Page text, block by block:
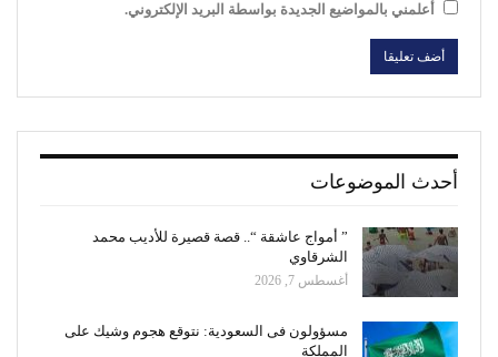
أعلمني بالمواضيع الجديدة بواسطة البريد الإلكتروني.
أحدث الموضوعات
” أمواج عاشقة “.. قصة قصيرة للأديب محمد
الشرقاوي
أغسطس 7, 2026
مسؤولون فى السعودية: نتوقع هجوم وشيك على
المملكة